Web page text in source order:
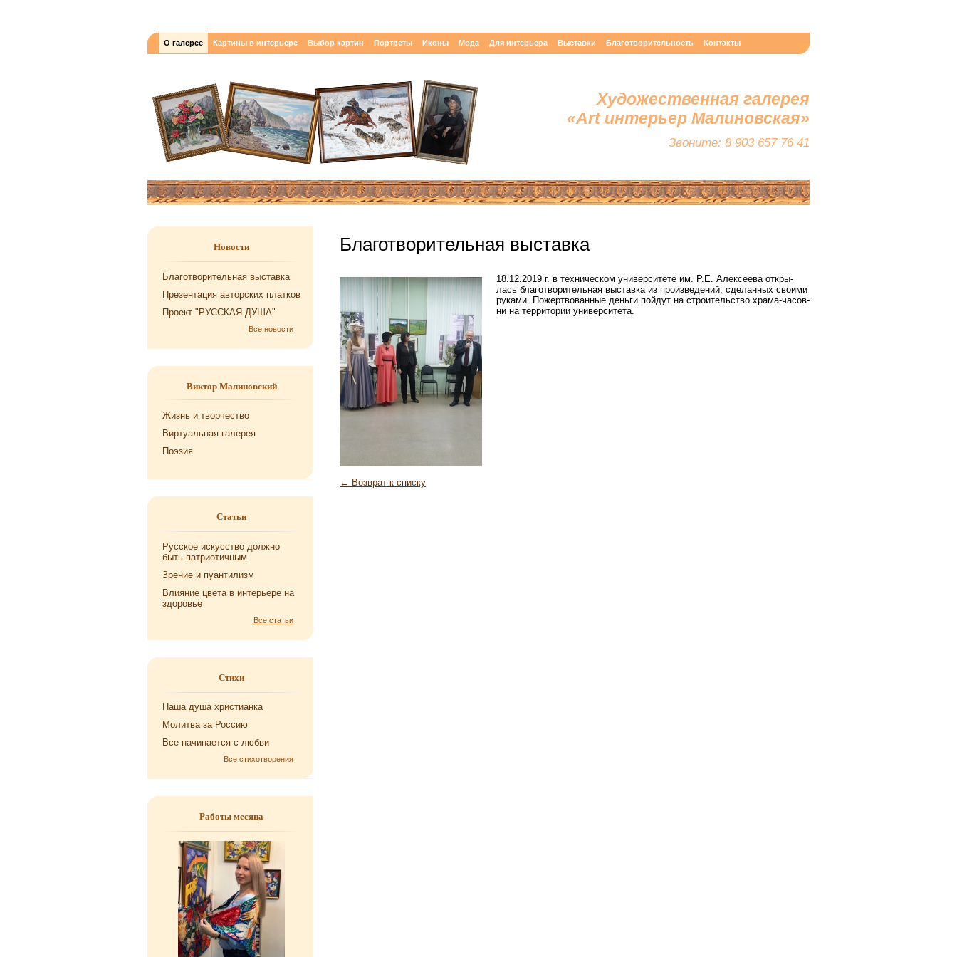
О галерее Картины в интерьере Выбор картин Портреты Иконы Мода Для интерьера Выставки Благотворительность Контакты
Художественная галерея
«Art интерьер Малиновская»
Звоните: 8 903 657 76 41
Новости
Благотворительная выставка
Презентация авторских платков
Проект "РУССКАЯ ДУША"
Все новости
Виктор Малиновский
Жизнь и творчество
Виртуальная галерея
Поэзия
Статьи
Русское искусство должно
быть патриотичным
Зрение и пуантилизм
Влияние цвета в интерьере на
здоровье
Все статьи
Стихи
Наша душа хри­сти­ан­ка
Мо­лит­ва за Рос­сию
Все на­чи­на­ет­ся с любви
Все стихотворения
Работы месяца
Благотворительная выставка
18.12.2019 г. в тех­ни­че­ском уни­вер­си­те­те им. Р.Е. Алек­се­е­ва от­кры­
лась бла­го­тво­ри­тель­ная вы­став­ка из про­из­ве­де­ний, сде­лан­ных сво­и­ми
ру­ка­ми. По­жерт­во­ван­ные день­ги пой­дут на стро­и­тель­ство хра­ма-ча­сов­
ни на тер­ри­то­рии уни­вер­си­те­та.
← Возврат к списку